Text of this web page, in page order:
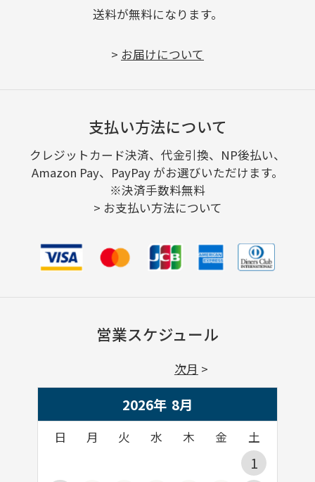
送料が無料になります。
> お届けについて
支払い方法について
クレジットカード決済、代金引換、NP後払い、
Amazon Pay、PayPay がお選びいただけます。
※決済手数料無料
> お支払い方法について
営業スケジュール
2026年 8月
日 月 火 水 木 金 土
1
次月